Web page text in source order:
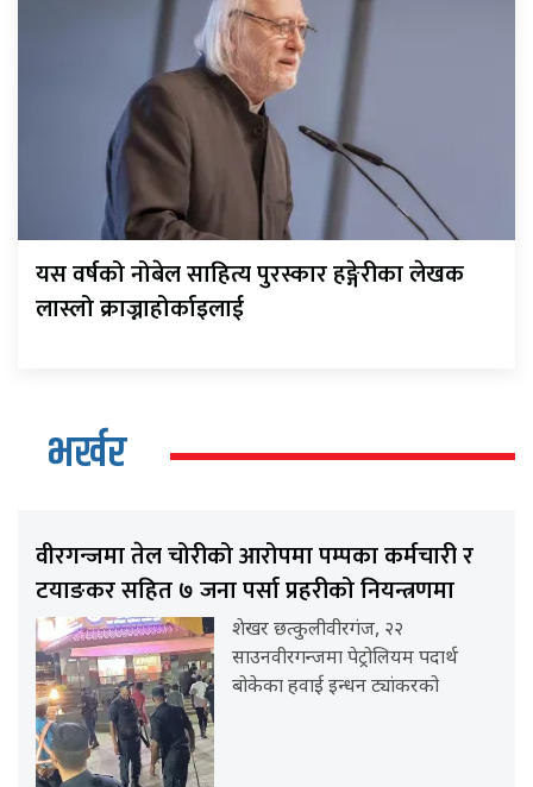
यस वर्षको नोबेल साहित्य पुरस्कार हङ्गेरीका लेखक
लास्लो क्राज्नाहोर्काइलाई
भर्खर
वीरगन्जमा तेल चोरीको आरोपमा पम्पका कर्मचारी र
टयाङकर सहित ७ जना पर्सा प्रहरीको नियन्त्रणमा
शेखर छत्कुलीवीरगंज, २२
साउनवीरगन्जमा पेट्रोलियम पदार्थ
बोकेका हवाई इन्धन ट्यांकरको